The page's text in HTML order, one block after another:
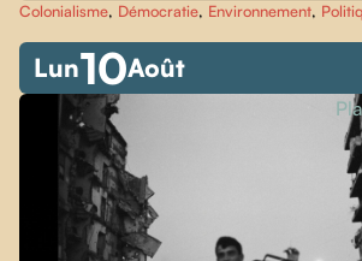
Colonialisme, Démocratie, Environnement,
Lun10Août